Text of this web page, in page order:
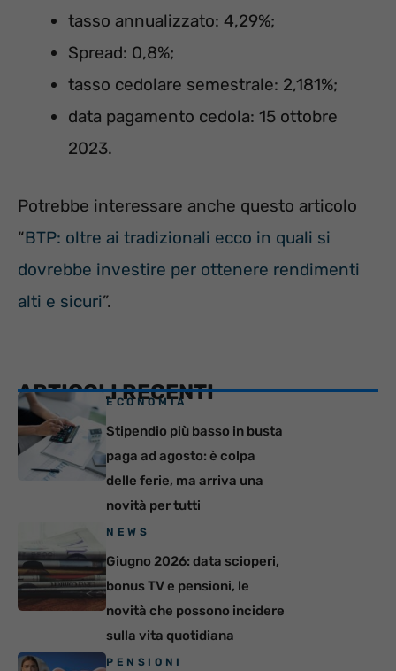
tasso annualizzato: 4,29%;
Spread: 0,8%;
tasso cedolare semestrale: 2,181%;
data pagamento cedola: 15 ottobre
2023.
Potrebbe interessare anche questo articolo
“BTP: oltre ai tradizionali ecco in quali si
dovrebbe investire per ottenere rendimenti
alti e sicuri”.
ARTICOLI RECENTI
ECONOMIA
Stipendio più basso in busta
paga ad agosto: è colpa
delle ferie, ma arriva una
novità per tutti
NEWS
Giugno 2026: data scioperi,
bonus TV e pensioni, le
novità che possono incidere
sulla vita quotidiana
PENSIONI